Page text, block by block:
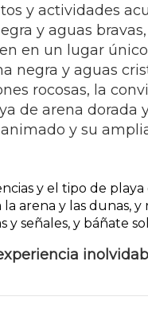
y actividades
y aguas
en un lugar
negra y aguas
rocosas, la
de arena dorada
y su
y el tipo de playa
arena y las dunas,
y señales, y báñate